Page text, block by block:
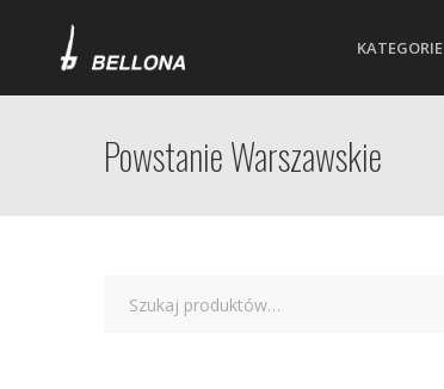
KATEGORIE
Powstanie Warszawskie